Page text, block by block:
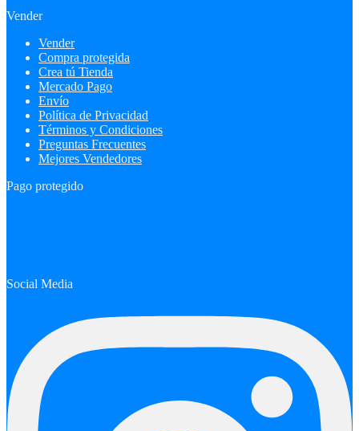
Vender
Vender
Compra protegida
Crea tú Tienda
Mercado Pago
Envío
Política de Privacidad
Términos y Condiciones
Preguntas Frecuentes
Mejores Vendedores
Pago protegido
Social Media